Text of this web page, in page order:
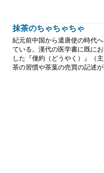
抹茶のちゃちゃちゃ
紀元前中国から遣唐使の時代
ている。漢代の医学書に既に
した『僮約（どうやく）』（
茶の習慣や茶葉の売買の記述